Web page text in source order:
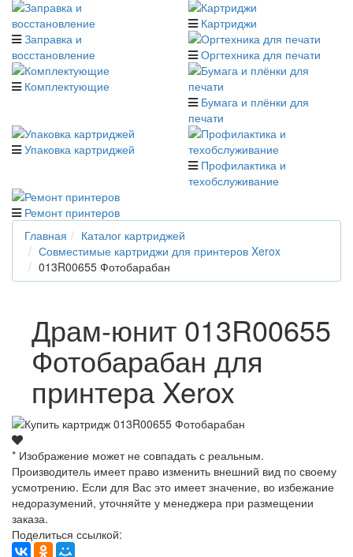
Заправка и
восстановление
Картриджи
Оргтехника для печати
Комплектующие
Бумага и плёнки для
печати
Упаковка картриджей
Профилактика и
техобслуживание
Ремонт принтеров
Главная
Каталог картриджей
Совместимые картриджи для принтеров Xerox
013R00655 Фотобарабан
Драм-юнит 013R00655
Фотобарабан для
принтера Xerox
* Изображение может не совпадать с реальным.
Производитель имеет право изменить внешний вид по своему
усмотрению. Если для Вас это имеет значение, во избежание
недоразумений, уточняйте у менеджера при размещении
заказа.
Поделиться ссылкой: